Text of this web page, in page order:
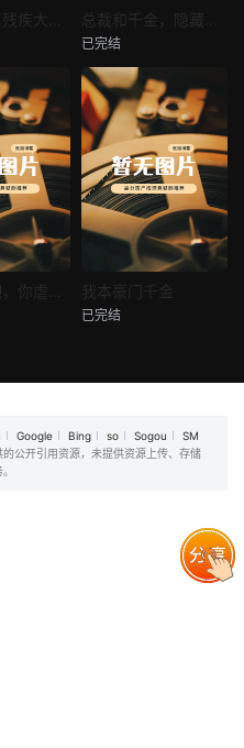
热播
未知
已完结
热播
我本豪门千金
我本豪门千金
已完结
Google Bing so Sogou
SM
公开引用资源，未提供资源上传、存储